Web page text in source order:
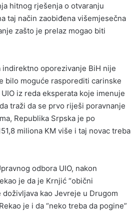
hitnog rješenja o otvaranju
taj način zaobiđena višemjesečna
zašto je prelaz mogao biti
oporezivanje BiH nije
bilo moguće rasporediti carinske
iz reda eksperata koje imenuje
traži da se prvo riješi poravnanje
Republika Srpska je po
miliona KM više i taj novac treba
odbora UIO, nakon
je da je Krnjić “obični
kao Jevreje u Drugom
je i da “neko treba da pogine”